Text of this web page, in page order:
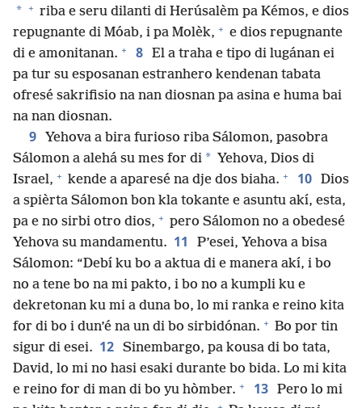
* + riba e seru dilanti di Herúsalèm pa Kémos, e dios
repugnante di Móab, i pa Molèk, + e dios repugnante
di e amonitanan. + 8 El a traha e tipo di lugánan ei
pa tur su esposanan estranhero kendenan tabata
ofresé sakrifisio na nan diosnan pa asina e huma bai
na nan diosnan.
9
Yehova a bira furioso riba Sálomon, pasobra
Sálomon a alehá su mes for di * Yehova, Dios di
Israel, + kende a aparesé na dje dos biaha. + 10 Dios
a spièrta Sálomon bon kla tokante e asuntu akí, esta,
pa e no sirbi otro dios, + pero Sálomon no a obedesé
Yehova su mandamentu. 11
P’esei, Yehova a bisa
Sálomon: “Debí ku bo a aktua di e manera akí, i bo
no a tene bo na mi pakto, i bo no a kumpli ku e
dekretonan ku mi a duna bo, lo mi ranka e reino kita
for di bo i dun’é na un di bo sirbidónan. + Bo por tin
sigur di esei. 12 Sinembargo, pa kousa di bo tata,
David, lo mi no hasi esaki durante bo bida. Lo mi kita
e reino for di man di bo yu hòmber. + 13 Pero lo mi